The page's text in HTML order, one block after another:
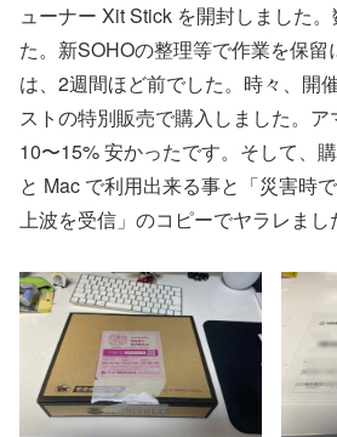
ューナー Xit Stick を開封しました
た。新SOHOの整理等で作業を保留
は、2週間ほど前でした。時々、開
ストの特別販売で購入しました。ア
10〜15% 安かったです。そして、
と Mac で利用出来る事と「災害時
上波を受信」のコピーでヤラレまし